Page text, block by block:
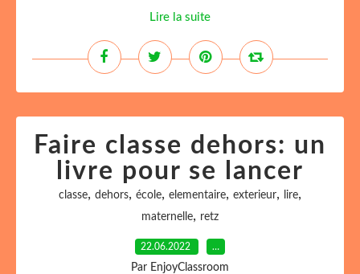
Lire la suite
Faire classe dehors: un
livre pour se lancer
classe, dehors, école, elementaire, exterieur, lire,
maternelle, retz
22.06.2022 …
Par EnjoyClassroom